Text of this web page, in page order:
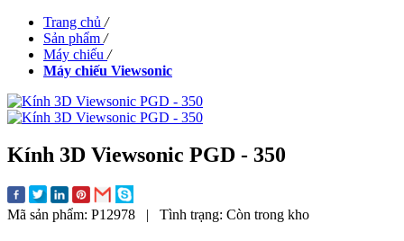
Trang chủ /
Sản phẩm /
Máy chiếu /
Máy chiếu Viewsonic
Kính 3D Viewsonic PGD - 350
Mã sản phẩm: P12978 | Tình trạng: Còn trong kho